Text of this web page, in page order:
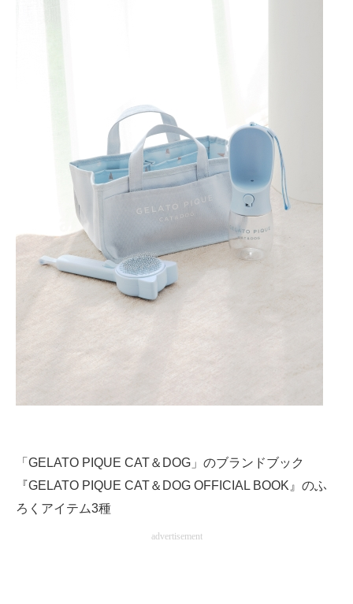
企業向けIT製品の総合サイト
IT製品の技術・比較・事例
製造業のIT導入・活用を支援
モノづくり技術者専門サイト
エレクトロニクス専門サイト
電子設計の基本と応用
ちょっと気になるネットの話題
「GELATO PIQUE CAT＆DOG」のブランドブック
『GELATO PIQUE CAT＆DOG OFFICIAL BOOK』のふ
ろくアイテム3種
advertisement